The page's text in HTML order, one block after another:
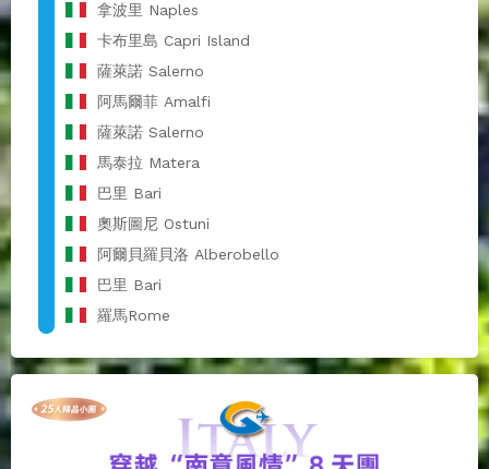
拿波里 Naples
卡布里島 Capri Island
薩萊諾 Salerno
阿馬爾菲 Amalfi
薩萊諾 Salerno
馬泰拉 Matera
巴里 Bari
奧斯圖尼 Ostuni
阿爾貝羅貝洛 Alberobello
巴里 Bari
羅馬Rome